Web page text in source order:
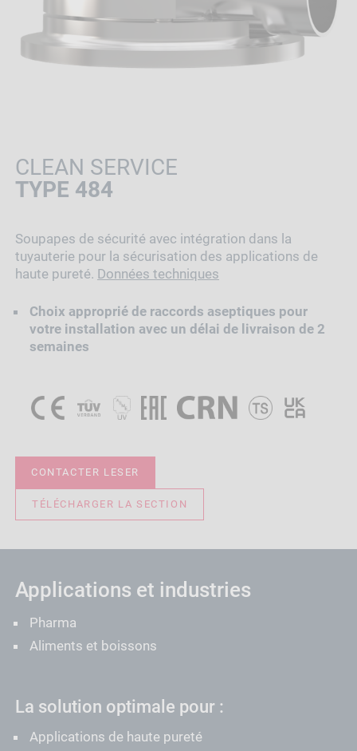
CLEAN SERVICE
TYPE 484
Soupapes de sécurité avec intégration dans la
tuyauterie pour la sécurisation des applications de
haute pureté. Données techniques
Choix approprié de raccords aseptiques pour
votre installation avec un délai de livraison de 2
semaines
CONTACTER LESER
TÉLÉCHARGER LA SECTION
Applications et industries
Pharma
Aliments et boissons
La solution optimale pour :
Applications de haute pureté